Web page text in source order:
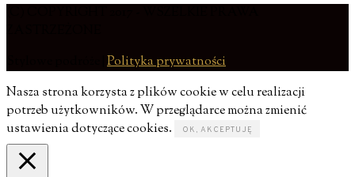
Polityka prywatności
Nasza strona korzysta z plików cookie w celu realizacji
potrzeb użytkowników. W przeglądarce można zmienić
ustawienia dotyczące cookies.
OK, AKCEPTUJĘ